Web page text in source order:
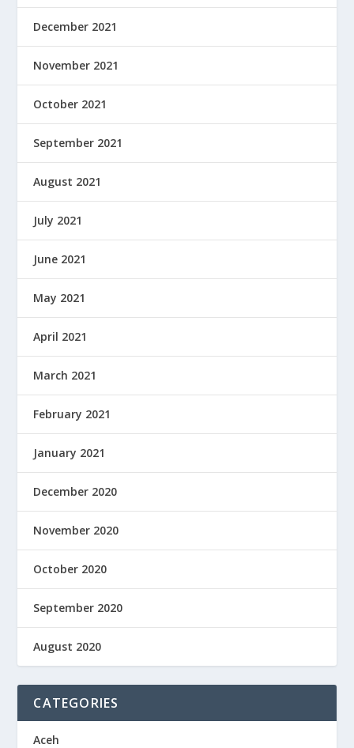
December 2021
November 2021
October 2021
September 2021
August 2021
July 2021
June 2021
May 2021
April 2021
March 2021
February 2021
January 2021
December 2020
November 2020
October 2020
September 2020
August 2020
CATEGORIES
Aceh